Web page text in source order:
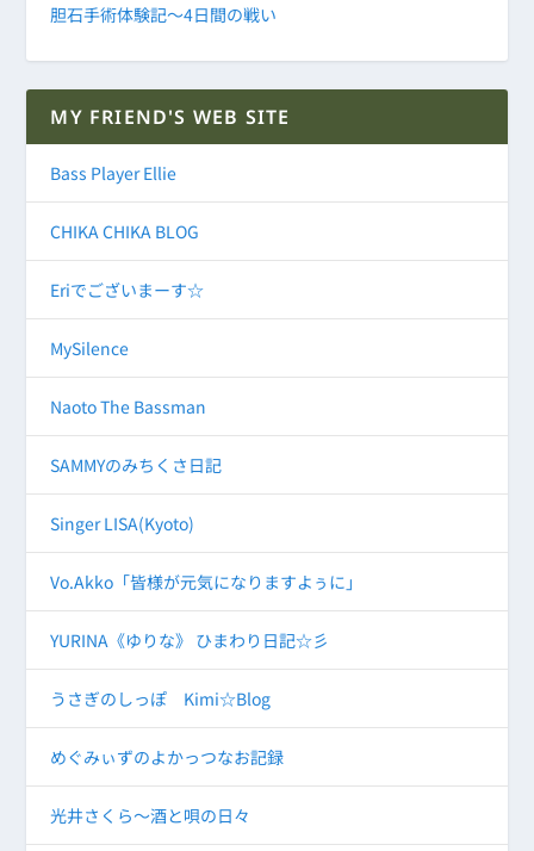
胆石手術体験記～4日間の戦い
MY FRIEND'S WEB SITE
Bass Player Ellie
CHIKA CHIKA BLOG
Eriでございまーす☆
MySilence
Naoto The Bassman
SAMMYのみちくさ日記
Singer LISA(Kyoto)
Vo.Akko「皆様が元気になりますよぅに」
YURINA《ゆりな》 ひまわり日記☆彡
うさぎのしっぽ Kimi☆Blog
めぐみぃずのよかっつなお記録
光井さくら～酒と唄の日々